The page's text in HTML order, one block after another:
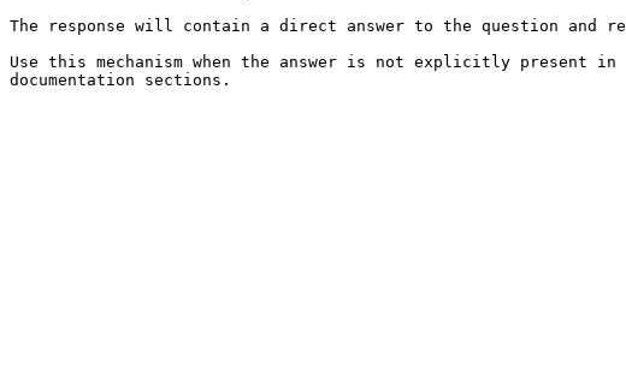
The response will contain a direct answer to the question and
Use this mechanism when the answer is not explicitly